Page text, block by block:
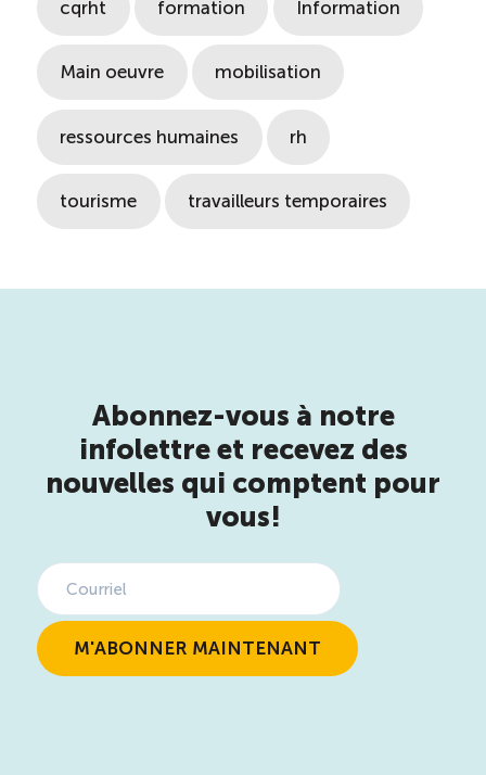
TOURISME
Facebook
LinkedIn
cqrht formation Information
Main oeuvre mobilisation
ressources humaines rh
tourisme travailleurs temporaires
Abonnez-vous à notre
infolettre et recevez des
nouvelles qui comptent pour
vous!